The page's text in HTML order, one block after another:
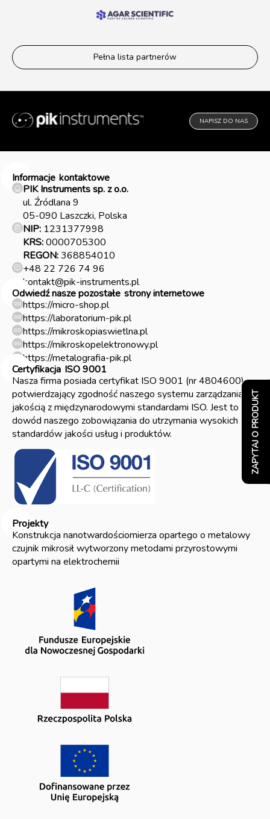
ZAPYTAJ O PRODUKT
Pełna lista partnerów
NAPISZ DO NAS
Informacje kontaktowe
PIK Instruments sp. z o.o.
ul. Źródlana 9
05-090 Laszczki, Polska
NIP: 1231377998
KRS:0000705300
REGON:368854010
+48 22 726 74 96
kontakt@pik-instruments.pl
Odwiedź nasze pozostałe strony internetowe
https://micro-shop.pl
https://laboratorium-pik.pl
https://mikroskopiaswietlna.pl
https://mikroskopelektronowy.pl
https://metalografia-pik.pl
Certyfikacja ISO 9001
Nasza firma posiada certyfikat ISO 9001 (nr 4804600)
potwierdzający zgodność naszego systemu zarządzania
jakością z międzynarodowymi standardami ISO. Jest to
dowód naszego zobowiązania do utrzymania wysokich
standardów jakości usług i produktów.
Projekty
Konstrukcja nanotwardościomierza opartego o metalowy
czujnik mikrosił wytworzony metodami przyrostowymi
opartymi na elektrochemii